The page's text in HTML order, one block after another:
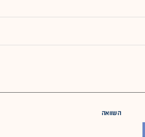
השוואה